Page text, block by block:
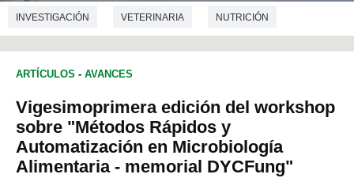
INVESTIGACIÓN VETERINARIA NUTRICIÓN
ARTÍCULOS - AVANCES
Vigesimoprimera edición del workshop
sobre "Métodos Rápidos y
Automatización en Microbiología
Alimentaria - memorial DYCFung"